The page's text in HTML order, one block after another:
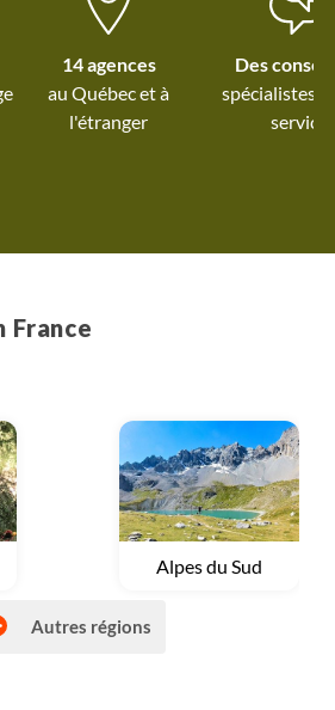
de
donc de14 agences
au Québec età
l'étranger
Des
spécialistes
service
France
Voyage
Alpes du Sud
Autres régions